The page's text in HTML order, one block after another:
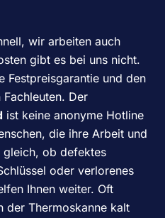
wir arbeiten auch
gibt es bei uns nicht.
Festpreisgarantie und den
Der
ist keine anonyme Hotline
die ihre Arbeit und
gleich, ob defektes
oder verlorenes
Ihnen weiter. Oft
der Thermoskanne kalt